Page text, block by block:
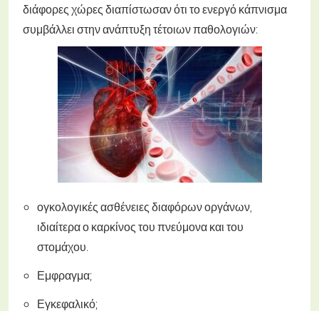
διάφορες χώρες διαπίστωσαν ότι το ενεργό κάπνισμα
συμβάλλει στην ανάπτυξη τέτοιων παθολογιών:
ογκολογικές ασθένειες διαφόρων οργάνων,
ιδιαίτερα ο καρκίνος του πνεύμονα και του
στομάχου.
Εμφραγμα;
Εγκεφαλικό;